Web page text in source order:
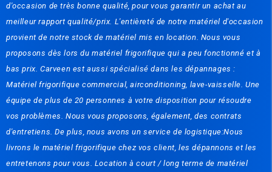
d'occasion de très bonne qualité, pour vous garantir un achat au
meilleur rapport qualité/prix. L'entièreté de notre matériel d'occasion
provient de notre stock de matériel mis en location. Nous vous
proposons dès lors du matériel frigorifique qui a peu fonctionné et à
bas prix. Carveen est aussi spécialisé dans les dépannages :
Matériel frigorifique commercial, airconditioning, lave-vaisselle. Une
équipe de plus de 20 personnes à votre disposition pour résoudre
vos problèmes. Nous vous proposons, également, des contrats
d'entretiens. De plus, nous avons un service de logistique:Nous
livrons le matériel frigorifique chez vos client, les dépannons et les
entretenons pour vous. Location à court / long terme de matériel